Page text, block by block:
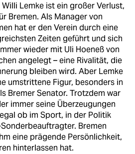
Willi Lemke ist ein großer Verlust,
Bremen. Als Manager von
hat er den Verein durch eine
Zeiten geführt und sich
wieder mit Uli Hoeneß von
angelegt – eine Rivalität, die
bleiben wird. Aber Lemke
umstrittene Figur, besonders in
Bremer Senator. Trotzdem war
immer seine Überzeugungen
ob im Sport, in der Politik
Bremen
eine prägende Persönlichkeit,
hinterlassen hat.